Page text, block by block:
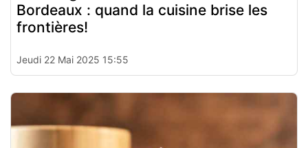
Bordeaux : quand la cuisine brise les
frontières!
Jeudi 22 Mai 2025 15:55